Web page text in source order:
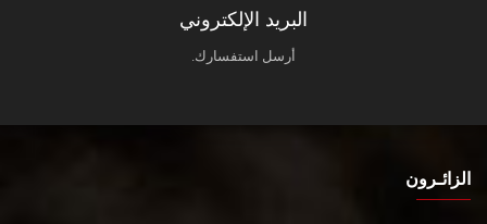
البريد الإلكتروني
أرسل استفسارك.
الزائـرون